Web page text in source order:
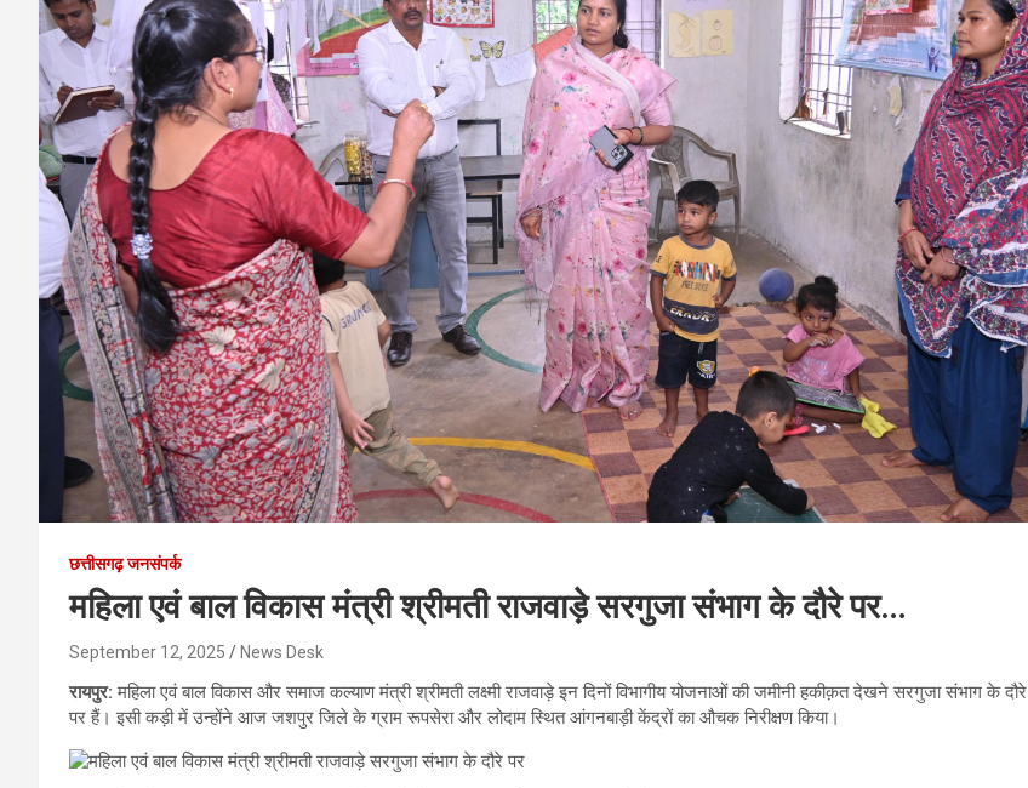
छत्तीसगढ़ जनसंपर्क
महिला एवं बाल विकास मंत्री श्रीमती राजवाड़े सरगुजा संभाग के दौरे पर…
September 12, 2025 News Desk
रायपुर: महिला एवं बाल विकास और समाज कल्याण मंत्री श्रीमती लक्ष्मी राजवाड़े इन दिनों विभागीय योजनाओं की जमीनी हकीक़त देखने सरगुजा संभाग के दौरे
पर हैं। इसी कड़ी में उन्होंने आज जशपुर जिले के ग्राम रूपसेरा और लोदाम स्थित आंगनबाड़ी केंद्रों का औचक निरीक्षण किया।